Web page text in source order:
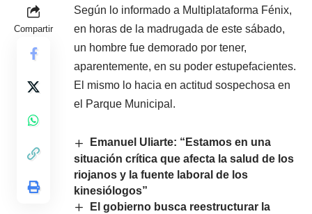
Compartir
Según lo informado a Multiplataforma Fénix,
en horas de la madrugada de este sábado,
un hombre fue demorado por tener,
aparentemente, en su poder estupefacientes.
El mismo lo hacia en actitud sospechosa en
el Parque Municipal.
Emanuel Uliarte: “Estamos en una
situación crítica que afecta la salud de los
riojanos y la fuente laboral de los
kinesiólogos”
El gobierno busca reestructurar la